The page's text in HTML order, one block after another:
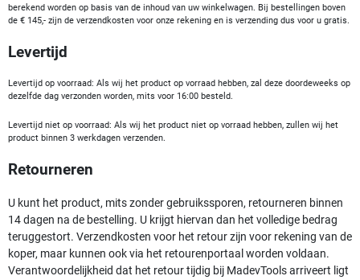
berekend worden op basis van de inhoud van uw winkelwagen. Bij bestellingen boven
de € 145,- zijn de verzendkosten voor onze rekening en is verzending dus voor u gratis.
Levertijd
Levertijd op voorraad: Als wij het product op vorraad hebben, zal deze doordeweeks op
dezelfde dag verzonden worden, mits voor 16:00 besteld.
Levertijd niet op voorraad: Als wij het product niet op vorraad hebben, zullen wij het
product binnen 3 werkdagen verzenden.
Retourneren
U kunt het product, mits zonder gebruikssporen, retourneren binnen
14 dagen na de bestelling. U krijgt hiervan dan het volledige bedrag
teruggestort. Verzendkosten voor het retour zijn voor rekening van de
koper, maar kunnen ook via het retourenportaal worden voldaan.
Verantwoordelijkheid dat het retour tijdig bij MadevTools arriveert ligt